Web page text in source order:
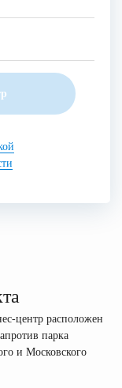
центр расположен
парка
и Московского